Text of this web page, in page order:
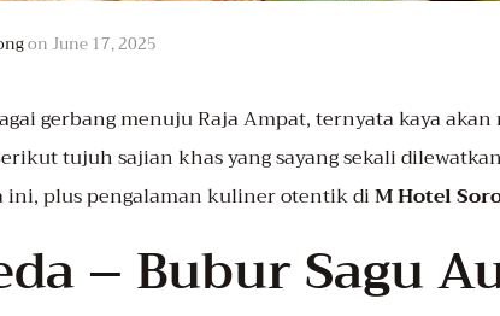
onJune 17, 2025
gerbang menuju Raja Ampat, ternyata kaya
tujuh sajian khas yang sayang sekali
ini, plus pengalaman kuliner otentik diM Hotel
– Bubur Sagu